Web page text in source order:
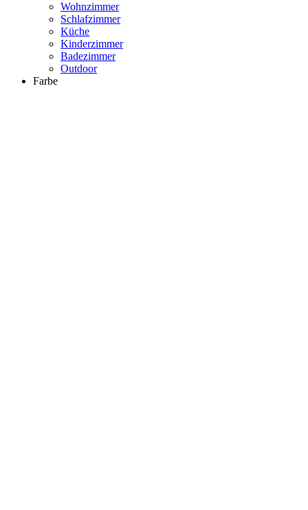
Wohnzimmer
Schlafzimmer
Küche
Kinderzimmer
Badezimmer
Outdoor
Farbe